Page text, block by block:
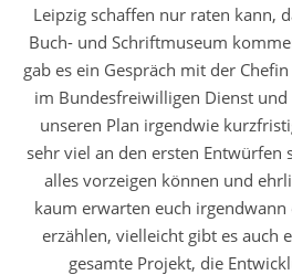
Leipzig schaffen nur raten kann,
Buch- und Schriftmuseum
gab es ein Gespräch mit der
im Bundesfreiwilligen Dienst
unseren Plan irgendwie
sehr viel an den ersten Entwürfen
alles vorzeigen können und
kaum erwarten euch
erzählen, vielleicht gibt es auch
gesamte Projekt, die